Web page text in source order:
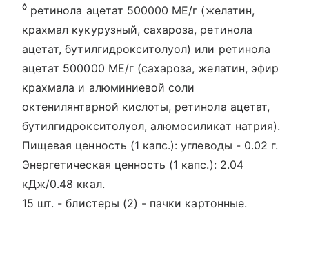
◊ ретинола ацетат 500000 ME/г (желатин,
крахмал кукурузный, сахароза, ретинола
ацетат, бутилгидрокситолуол) или ретинола
ацетат 500000 ME/г (сахароза, желатин, эфир
крахмала и алюминиевой соли
октенилянтарной кислоты, ретинола ацетат,
бутилгидрокситолуол, алюмосиликат натрия).
Пищевая ценность (1 капс.): углеводы - 0.02 г.
Энергетическая ценность (1 капс.): 2.04
кДж/0.48 ккал.
15 шт. - блистеры (2) - пачки картонные.